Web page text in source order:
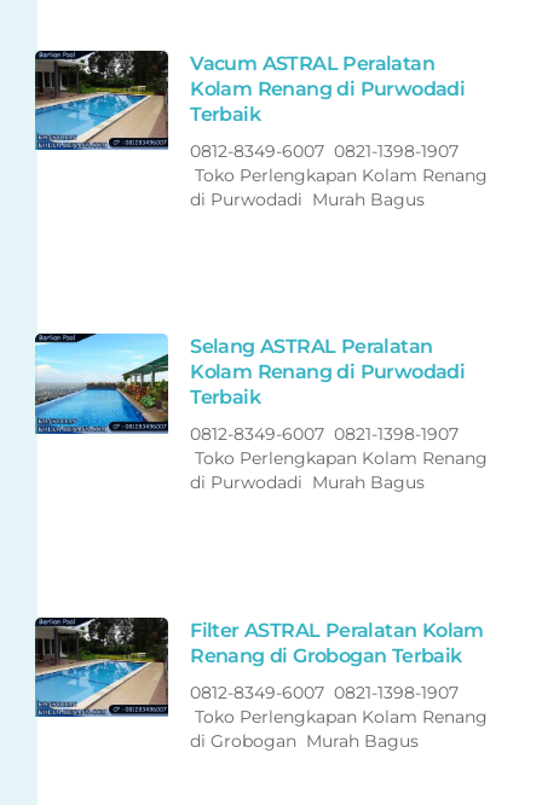
Vacum ASTRAL Peralatan
Kolam Renang di Purwodadi
Terbaik
0812-8349-6007 0821-1398-1907
Toko Perlengkapan Kolam Renang
di Purwodadi Murah Bagus
Selang ASTRAL Peralatan
Kolam Renang di Purwodadi
Terbaik
0812-8349-6007 0821-1398-1907
Toko Perlengkapan Kolam Renang
di Purwodadi Murah Bagus
Filter ASTRAL Peralatan Kolam
Renang di Grobogan Terbaik
0812-8349-6007 0821-1398-1907
Toko Perlengkapan Kolam Renang
di Grobogan Murah Bagus